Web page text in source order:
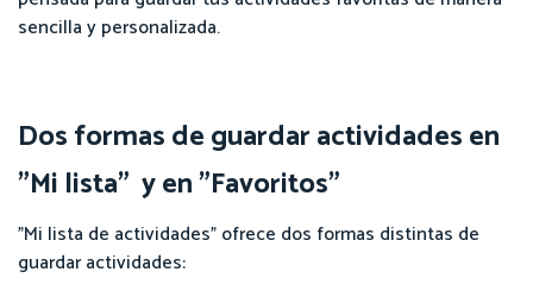
sencilla y personalizada.
Dos formas de guardar actividades en
"Mi lista" y en "Favoritos"
"Mi lista de actividades" ofrece dos formas distintas de
guardar actividades: